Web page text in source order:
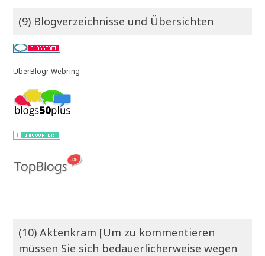
(9) Blogverzeichnisse und Übersichten
UberBlogr Webring
(10) Aktenkram [Um zu kommentieren
müssen Sie sich bedauerlicherweise wegen